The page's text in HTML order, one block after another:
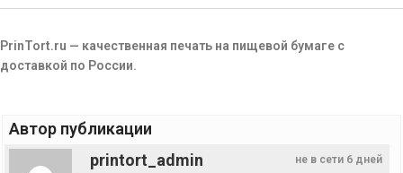
PrinTort.ru — качественная печать на пищевой бумаге с
доставкой по России.
Автор публикации
не в сети 6 дней
printort_admin